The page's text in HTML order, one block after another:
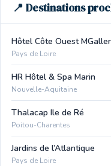
📍 Destinations
Hôtel Côte Ouest
Pays de Loire
HR Hôtel & Spa Marin
Nouvelle-Aquitaine
Thalacap Ile de Ré
Poitou-Charentes
Jardins de l’Atlantique
Pays de Loire